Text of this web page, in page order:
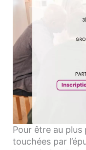
Pour être au
touchées par